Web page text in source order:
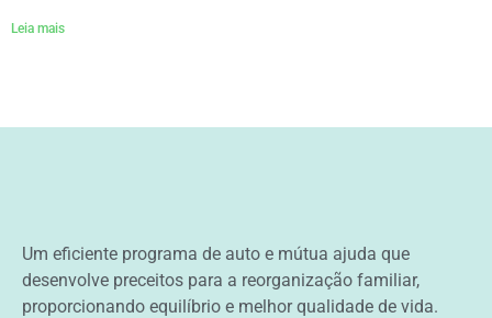
Leia mais
Um eficiente programa de auto e mútua ajuda que
desenvolve preceitos para a reorganização familiar,
proporcionando equilíbrio e melhor qualidade de vida.